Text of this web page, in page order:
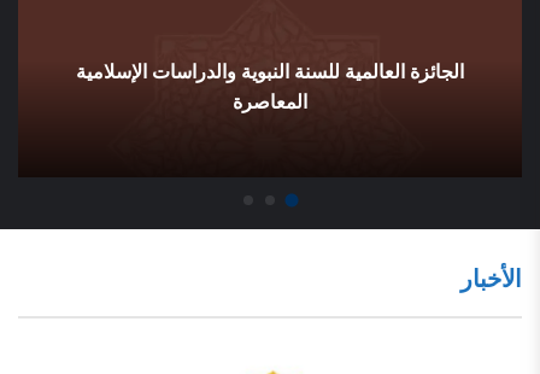
الجائزة العالمية للسنة النبوية والدراسات الإسلامية
المعاصرة
الأخبار